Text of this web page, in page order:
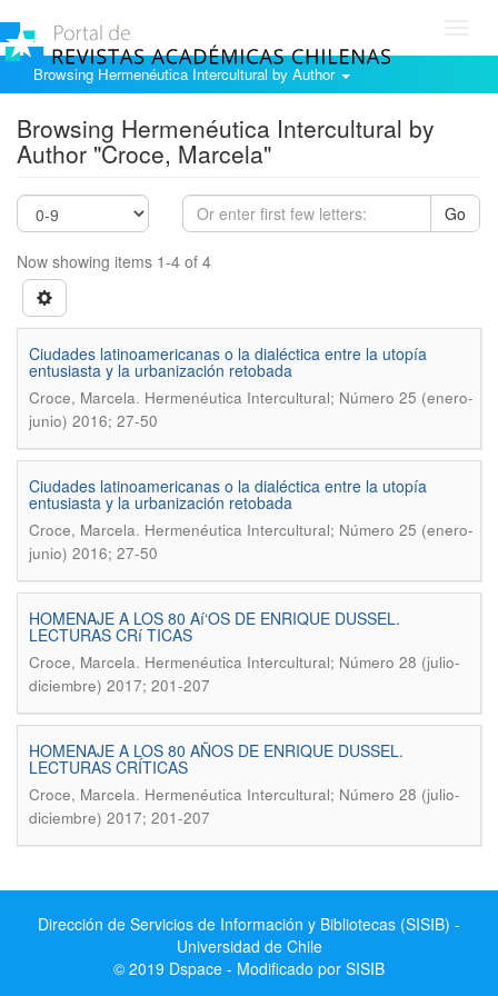
Browsing Hermenéutica Intercultural by Author
Browsing Hermenéutica Intercultural by
Author "Croce, Marcela"
Go
Now showing items 1-4 of 4
Ciudades latinoamericanas o la dialéctica entre la utopía
entusiasta y la urbanización retobada
Croce, Marcela. Hermenéutica Intercultural; Número 25 (enero-
junio) 2016; 27-50
Ciudades latinoamericanas o la dialéctica entre la utopí­a
entusiasta y la urbanización retobada
Croce, Marcela. Hermenéutica Intercultural; Número 25 (enero-
junio) 2016; 27-50
HOMENAJE A LOS 80 Aí‘OS DE ENRIQUE DUSSEL.
LECTURAS CRí TICAS
Croce, Marcela. Hermenéutica Intercultural; Número 28 (julio-
diciembre) 2017; 201-207
HOMENAJE A LOS 80 AÑOS DE ENRIQUE DUSSEL.
LECTURAS CRÍTICAS
Croce, Marcela. Hermenéutica Intercultural; Número 28 (julio-
diciembre) 2017; 201-207
Dirección de Servicios de Información y Bibliotecas (SISIB) -
Universidad de Chile
© 2019 Dspace - Modificado por SISIB